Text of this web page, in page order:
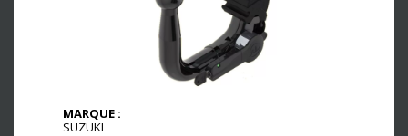
MARQUE :
SUZUKI